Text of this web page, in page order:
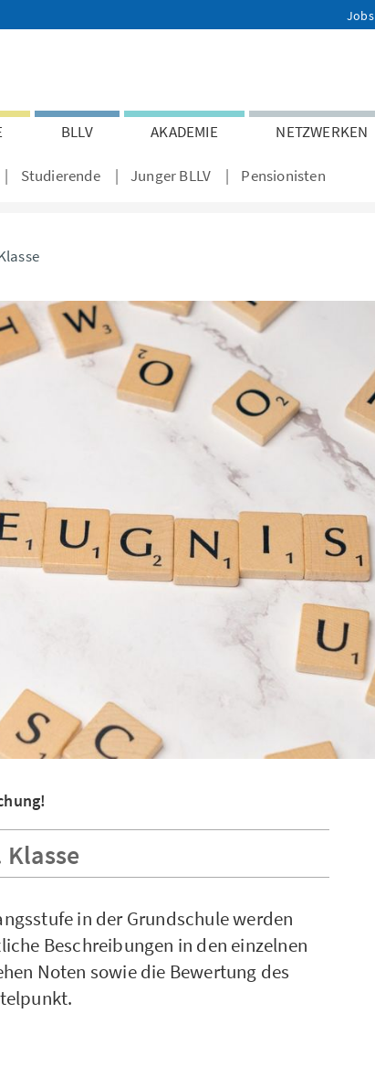
Jobs
BLLV AKADEMIE NETZWERKEN
Studierende Junger BLLV Pensionisten
in der Grundschule werden
Beschreibungen in den einzelnen
Noten sowie die Bewertung des